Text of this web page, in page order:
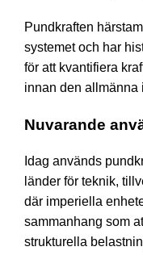
Pundkraften
systemet och har
för att kvantifiera
innan den allmänna
Nuvarande
Idag används
länder för teknik,
där imperiella
sammanhang som
strukturella